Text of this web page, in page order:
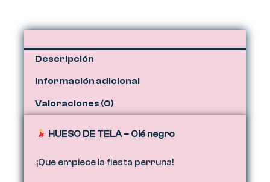
Descripción
Información adicional
Valoraciones (0)
HUESO DE TELA – Olé negro
¡Que empiece la fiesta perruna!